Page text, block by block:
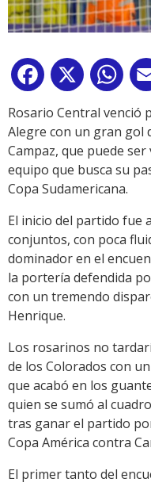
Facebook
X
Rosario Central venció
Alegre con un gran gol
Campaz, que puede
equipo que busca su
Copa Sudamericana.
El inicio del partido fue
conjuntos, con poca
dominador en el
la portería defendida
con un tremendo
Henrique.
Los rosarinos no
de los Colorados con
que acabó en los
quien se sumó al
tras ganar el partido
Copa América contra
El primer tanto del